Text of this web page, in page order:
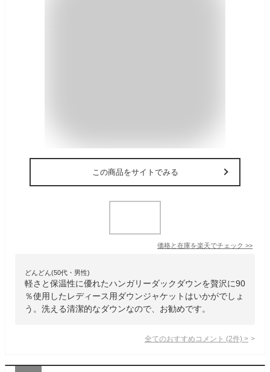
この商品をサイトでみる
価格と在庫を楽天でチェック >>
どんどん(50代・男性)
軽さと保温性に優れたハンガリーダックダウンを贅沢に90
％使用したレディース用ダウンジャケットはいかがでしょ
う。洗える清潔的なダウンなので、お勧めです。
全てのおすすめコメント (2件) >